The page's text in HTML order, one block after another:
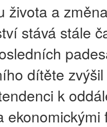
života a
stává stále
dítěte
k
ekonomickými